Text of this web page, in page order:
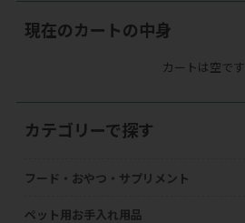
現在のカートの中身
カートは空です
カテゴリーで探す
フード・おやつ・サプリメント
ペット用お手入れ用品